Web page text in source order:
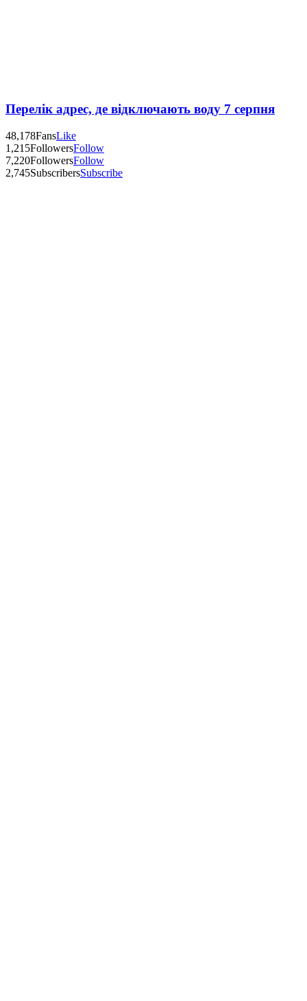
Перелік адрес, де відключають воду 7 серпня
48,178FansLike
1,215FollowersFollow
7,220FollowersFollow
2,745SubscribersSubscribe